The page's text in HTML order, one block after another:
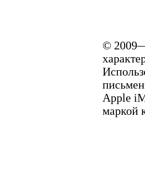
©
Apple
маркой